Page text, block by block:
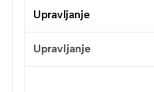
Upravljanje
Upravljanje